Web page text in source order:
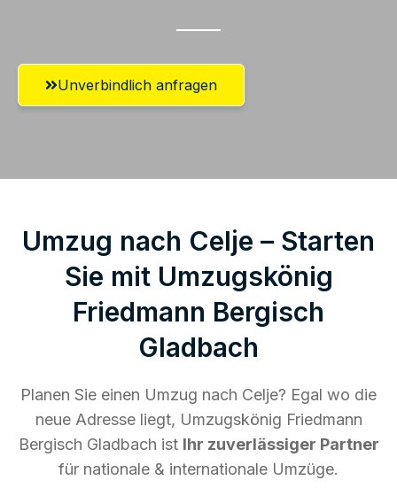
Unverbindlich anfragen
Umzug nach Celje – Starten
Sie mit Umzugskönig
Friedmann Bergisch
Gladbach
Planen Sie einen Umzug nach Celje? Egal wo die
neue Adresse liegt, Umzugskönig Friedmann
Bergisch Gladbach ist Ihr zuverlässiger Partner
für nationale & internationale Umzüge.